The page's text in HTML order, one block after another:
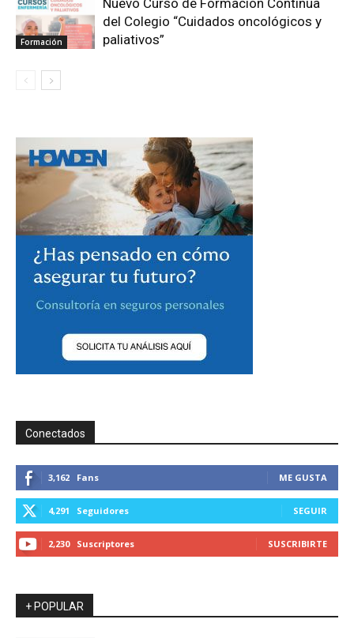
Formación
del Colegio “Cuidados oncológicos y
paliativos”
Conectados
3,162 Fans ME GUSTA
4,291 Seguidores SEGUIR
2,230 Suscriptores SUSCRIBIRTE
+ POPULAR